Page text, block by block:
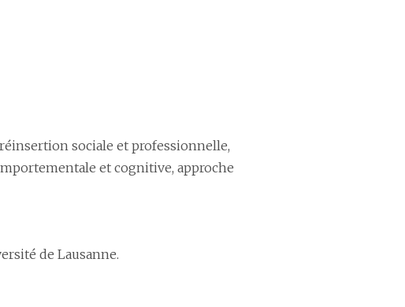
sociale et professionnelle,
et cognitive, approche
de Lausanne.